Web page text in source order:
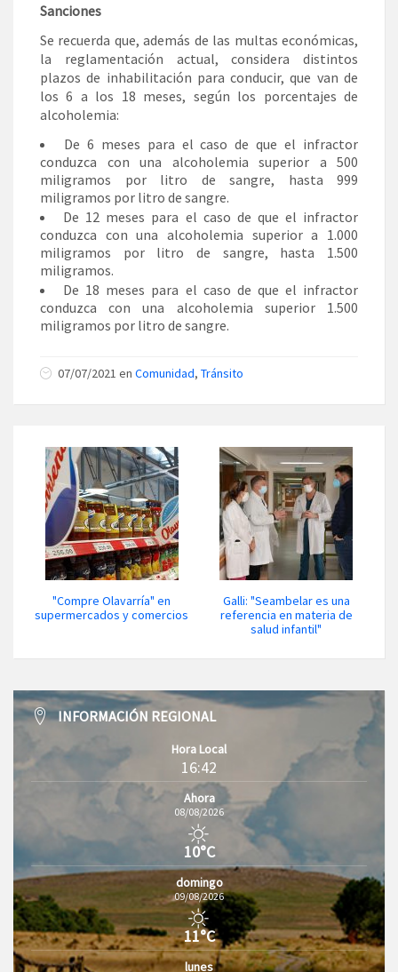
Sanciones
Se recuerda que, además de las multas económicas,
la reglamentación actual, considera distintos
plazos de inhabilitación para conducir, que van de
los 6 a los 18 meses, según los porcentajes de
alcoholemia:
De 6 meses para el caso de que el infractor
conduzca con una alcoholemia superior a 500
miligramos por litro de sangre, hasta 999
miligramos por litro de sangre.
De 12 meses para el caso de que el infractor
conduzca con una alcoholemia superior a 1.000
miligramos por litro de sangre, hasta 1.500
miligramos.
De 18 meses para el caso de que el infractor
conduzca con una alcoholemia superior 1.500
miligramos por litro de sangre.
07/07/2021 en Comunidad, Tránsito
"Compre Olavarría" en
supermercados y comercios
Galli: "Seambelar es una
referencia en materia de
salud infantil"
INFORMACIÓN REGIONAL
Hora Local
16:42
Ahora
08/08/2026
10°C
domingo
09/08/2026
11°C
lunes